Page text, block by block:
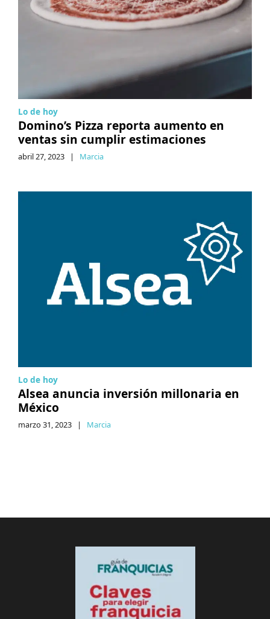
Lo de hoy
Domino’s Pizza reporta aumento en
ventas sin cumplir estimaciones
abril 27, 2023 | Marcia
Lo de hoy
Alsea anuncia inversión millonaria en
México
marzo 31, 2023 | Marcia